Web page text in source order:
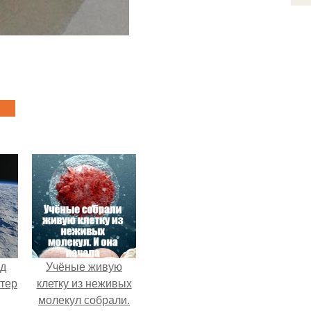
Учёные живую
клетку из неживых
молекул собрали.